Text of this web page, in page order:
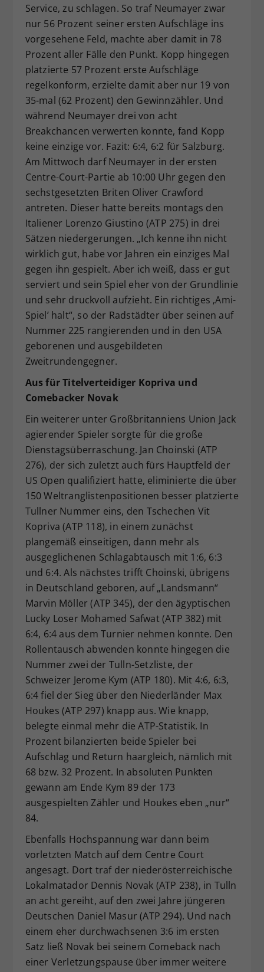
Service, zu schlagen. So traf Neumayer zwar
nur 56 Prozent seiner ersten Aufschläge ins
vorgesehene Feld, machte aber damit in 78
Prozent aller Fälle den Punkt. Kopp hingegen
platzierte 57 Prozent erste Aufschläge
regelkonform, erzielte damit aber nur 19 von
35-mal (62 Prozent) den Gewinnzähler. Und
während Neumayer drei von acht
Breakchancen verwerten konnte, fand Kopp
keine einzige vor. Fazit: 6:4, 6:2 für Salzburg.
Am Mittwoch darf Neumayer in der ersten
Centre-Court-Partie ab 10:00 Uhr gegen den
sechstgesetzten Briten Oliver Crawford
antreten. Dieser hatte bereits montags den
Italiener Lorenzo Giustino (ATP 275) in drei
Sätzen niedergerungen. „Ich kenne ihn nicht
wirklich gut, habe vor Jahren ein einziges Mal
gegen ihn gespielt. Aber ich weiß, dass er gut
serviert und sein Spiel eher von der Grundlinie
und sehr druckvoll aufzieht. Ein richtiges ‚Ami-
Spiel’ halt“, so der Radstädter über seinen auf
Nummer 225 rangierenden und in den USA
geborenen und ausgebildeten
Zweitrundengegner.
Aus für Titelverteidiger Kopriva und
Comebacker Novak
Ein weiterer unter Großbritanniens Union Jack
agierender Spieler sorgte für die große
Dienstagsüberraschung. Jan Choinski (ATP
276), der sich zuletzt auch fürs Hauptfeld der
US Open qualifiziert hatte, eliminierte die über
150 Weltranglistenpositionen besser platzierte
Tullner Nummer eins, den Tschechen Vit
Kopriva (ATP 118), in einem zunächst
plangemäß einseitigen, dann mehr als
ausgeglichenen Schlagabtausch mit 1:6, 6:3
und 6:4. Als nächstes trifft Choinski, übrigens
in Deutschland geboren, auf „Landsmann“
Marvin Möller (ATP 345), der den ägyptischen
Lucky Loser Mohamed Safwat (ATP 382) mit
6:4, 6:4 aus dem Turnier nehmen konnte. Den
Rollentausch abwenden konnte hingegen die
Nummer zwei der Tulln-Setzliste, der
Schweizer Jerome Kym (ATP 180). Mit 4:6, 6:3,
6:4 fiel der Sieg über den Niederländer Max
Houkes (ATP 297) knapp aus. Wie knapp,
belegte einmal mehr die ATP-Statistik. In
Prozent bilanzierten beide Spieler bei
Aufschlag und Return haargleich, nämlich mit
68 bzw. 32 Prozent. In absoluten Punkten
gewann am Ende Kym 89 der 173
ausgespielten Zähler und Houkes eben „nur“
84.
Ebenfalls Hochspannung war dann beim
vorletzten Match auf dem Centre Court
angesagt. Dort traf der niederösterreichische
Lokalmatador Dennis Novak (ATP 238), in Tulln
an acht gereiht, auf den zwei Jahre jüngeren
Deutschen Daniel Masur (ATP 294). Und nach
einem eher durchwachsenen 3:6 im ersten
Satz ließ Novak bei seinem Comeback nach
einer Verletzungspause über immer weitere